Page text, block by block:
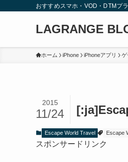
おすすめスマホ・VOD・DTMプ
LAGRANGE
ホーム iPhone iPhoneアプリ ゲ
2015
11/24
Escape World Travel Escape
スポンサードリンク